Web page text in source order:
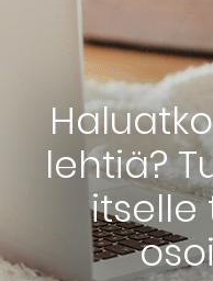
lehtiä?
itselle